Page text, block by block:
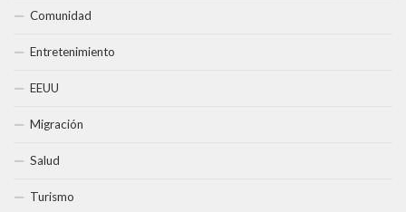
Comunidad
Entretenimiento
EEUU
Migración
Salud
Turismo